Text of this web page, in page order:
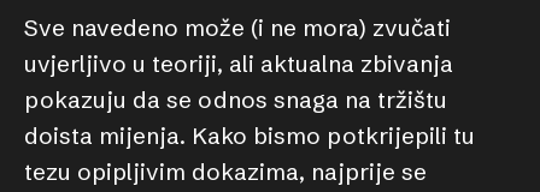
Sve navedeno može (i ne mora) zvučati
uvjerljivo u teoriji, ali aktualna zbivanja
pokazuju da se odnos snaga na tržištu
doista mijenja. Kako bismo potkrijepili tu
tezu opipljivim dokazima, najprije se